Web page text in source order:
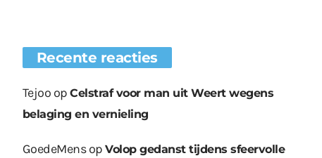
Recente reacties
Tejoo opCelstraf voor man uit Weert wegens
belaging en vernieling
GoedeMensopVolop gedanst tijdens sfeervolle